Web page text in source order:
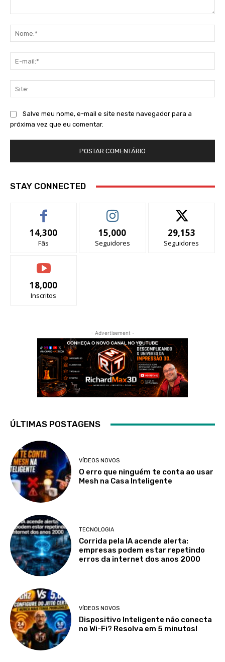
Salve meu nome, e-mail e site neste navegador para a
próxima vez que eu comentar.
STAY CONNECTED
14,300
Fãs
15,000
Seguidores
29,153
Seguidores
18,000
Inscritos
- Advertisement -
ÚLTIMAS POSTAGENS
VÍDEOS NOVOS
O erro que ninguém te conta ao usar
Mesh na Casa Inteligente
TECNOLOGIA
Corrida pela IA acende alerta:
empresas podem estar repetindo
erros da internet dos anos 2000
VÍDEOS NOVOS
Dispositivo Inteligente não conecta
no Wi-Fi? Resolva em 5 minutos!